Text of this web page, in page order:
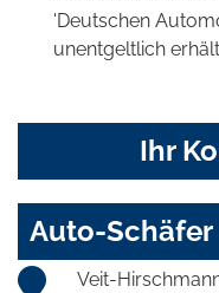
'Deutschen
unentgeltlich
Ihr
Auto-Schäfer
Veit-